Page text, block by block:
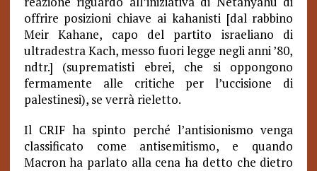
offrire posizioni chiave ai kahanisti [dal rabbino
Meir Kahane, capo del partito israeliano di
ultradestra Kach, messo fuori legge negli anni ’80,
ndtr.] (suprematisti ebrei, che si oppongono
fermamente alle critiche per l’uccisione di
palestinesi), se verrà rieletto.
Il CRIF ha spinto perché l’antisionismo venga
classificato come antisemitismo, e quando
Macron ha parlato alla cena ha detto che dietro